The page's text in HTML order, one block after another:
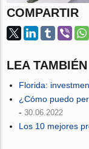
COMPARTIR
LEA TAMBIÉN
Florida:
¿Cómo puedo
-30.06.2022
Los 10 mejores